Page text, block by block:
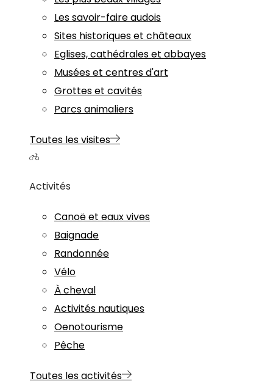
Les savoir-faire audois
Sites historiques et châteaux
Eglises, cathédrales et abbayes
Musées et centres d'art
Grottes et cavités
Parcs animaliers
Toutes les visites
Activités
Canoë et eaux vives
Baignade
Randonnée
Vélo
À cheval
Activités nautiques
Oenotourisme
Pêche
Toutes les activités